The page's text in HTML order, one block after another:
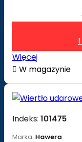
Więcej
 W magazynie
Indeks: 101475
Marka: Hawera